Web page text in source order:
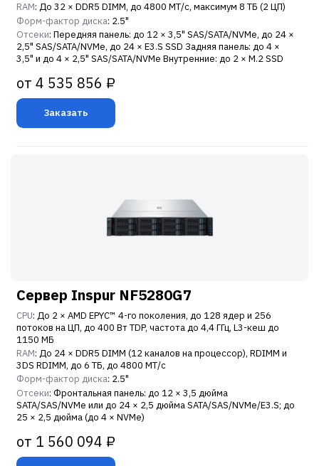
RAM: До 32 × DDR5 DIMM, до 4800 МТ/с, максимум 8 ТБ (2 ЦП)
Форм-фактор диска: 2.5"
Отсеки: Передняя панель: до 12 × 3,5" SAS/SATA/NVMe, до 24 ×
2,5" SAS/SATA/NVMe, до 24 × E3.S SSD Задняя панель: до 4 ×
3,5" и до 4 × 2,5" SAS/SATA/NVMe Внутренние: до 2 × M.2 SSD
от 4 535 856 ₽
Заказать
Сервер Inspur NF5280G7
CPU: До 2 × AMD EPYC™ 4-го поколения, до 128 ядер и 256
потоков на ЦП, до 400 Вт TDP, частота до 4,4 ГГц, L3-кеш до
1150 МБ
RAM: До 24 × DDR5 DIMM (12 каналов на процессор), RDIMM и
3DS RDIMM, до 6 ТБ, до 4800 МТ/с
Форм-фактор диска: 2.5"
Отсеки: Фронтальная панель: до 12 × 3,5 дюйма
SATA/SAS/NVMe или до 24 × 2,5 дюйма SATA/SAS/NVMe/E3.S; до
25 × 2,5 дюйма (до 4 × NVMe)
от 1 560 094 ₽